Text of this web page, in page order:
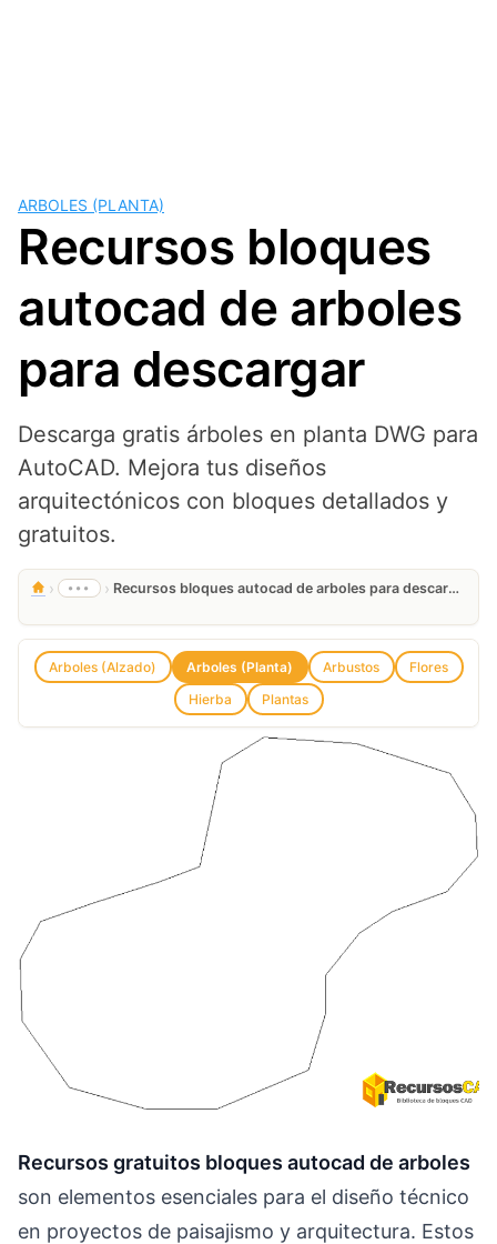
ARBOLES (PLANTA)
Recursos bloques
autocad de arboles
para descargar
Descarga gratis árboles en planta DWG para
AutoCAD. Mejora tus diseños
arquitectónicos con bloques detallados y
gratuitos.
› ••• › Recursos bloques autocad de arboles para descargar
Arboles (Alzado) Arboles (Planta) Arbustos
Flores
Hierba
Plantas
Recursos gratuitos bloques autocad de arboles
son elementos esenciales para el diseño técnico
en proyectos de paisajismo y arquitectura. Estos